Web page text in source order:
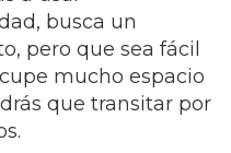
busca un
pero que sea fácil
mucho espacio
que transitar por